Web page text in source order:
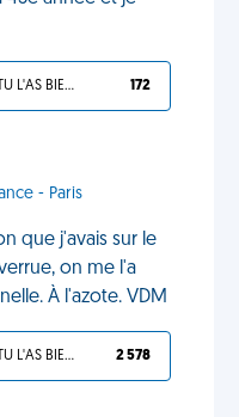
TU L'AS BIEN MÉRITÉ 172
- Paris
que j'avais sur le
on me l'a
À l'azote. VDM
TU L'AS BIEN MÉRITÉ 2 578